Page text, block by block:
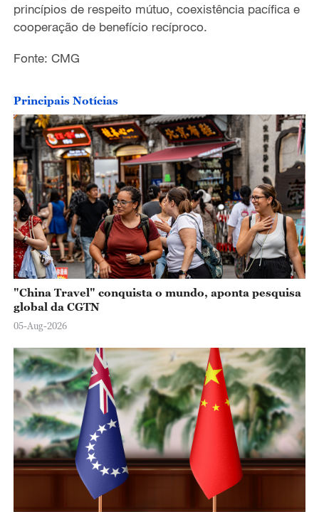
princípios de respeito mútuo, coexistência pacífica e
cooperação de benefício recíproco.
Fonte: CMG
Principais Notícias
"China Travel" conquista o mundo, aponta pesquisa
global da CGTN
05-Aug-2026